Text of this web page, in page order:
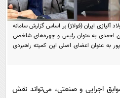
و تفریح
علمی
کریپتو
گوناگون
سرگرمی
مغز
فیلم
اقتصاد
سرگرمی
ایران 2
پیامک
آلیاژی ایران (فولاژ) بر اساس گزارش سامانه
احمدی به عنوان رئیس و چهره‌های شاخصی
به عنوان اعضای اصلی این کمیته راهبردی
اجرایی و صنعتی، می‌تواند نقش